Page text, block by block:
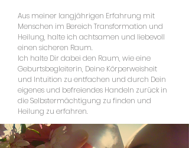
Aus meiner langjährigen Erfahrung mit
Menschen im Bereich Transformation und
Heilung, halte ich achtsamen und liebevoll
einen sicheren Raum.
Ich halte Dir dabei den Raum, wie eine
Geburtsbegleiterin, Deine Körperweisheit
und Intuition zu entfachen und durch Dein
eigenes und befreiendes Handeln zurück in
die Selbstermächtigung zu finden und
Heilung zu erfahren.